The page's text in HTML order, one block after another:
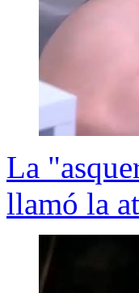
La
llamó la